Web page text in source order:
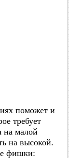
поможет и
требует
на малой
на высокой.
фишки: